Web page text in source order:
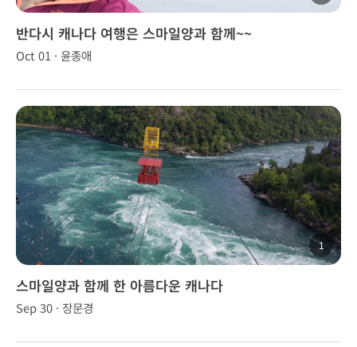
반다시 캐나다 여행은 스마일양과 함께~~
Oct 01 · 윤종애
1
스마일양과 함께 한 아름다운 캐나다
Sep 30 · 장문경